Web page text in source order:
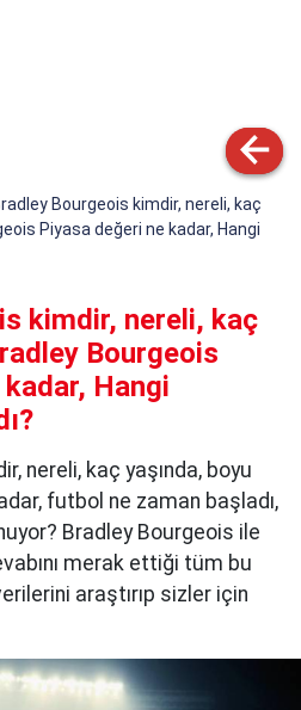
Bourgeois kimdir, nereli, kaç
Piyasa değeri ne kadar, Hangi
kimdir, nereli, kaç
Bourgeois
Hangi
nereli, kaç yaşında, boyu
futbol ne zaman başladı,
Bradley Bourgeois ile
merak ettiği tüm bu
araştırıp sizler için